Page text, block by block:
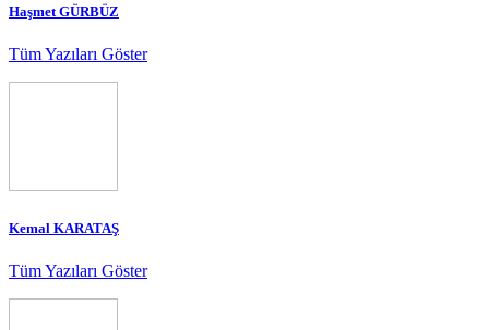
Haşmet GÜRBÜZ
Tüm Yazıları Göster
Kemal KARATAŞ
Tüm Yazıları Göster